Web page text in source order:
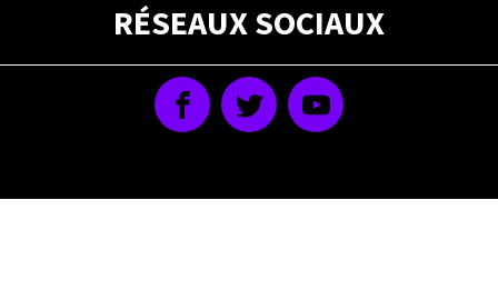
RÉSEAUX SOCIAUX